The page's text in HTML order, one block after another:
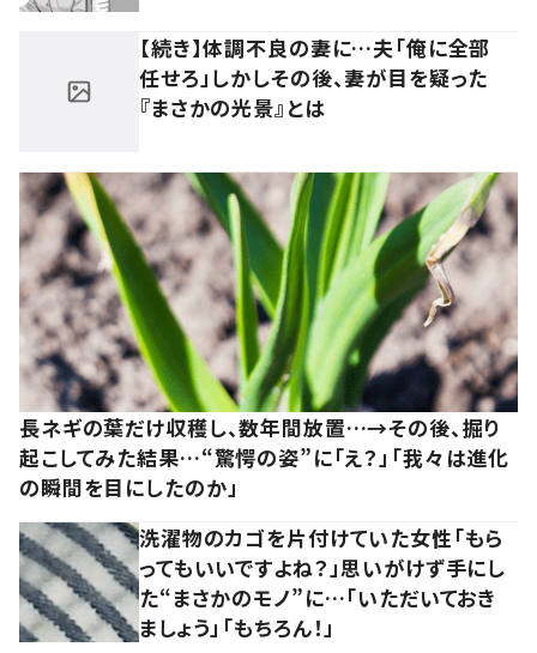
【続き】体調不良の妻に…夫「俺に全部
任せろ」しかしその後、妻が目を疑った
『まさかの光景』とは
長ネギの葉だけ収穫し、数年間放置…→その後、掘り
起こしてみた結果…“驚愕の姿”に「え？」「我々は進化
の瞬間を目にしたのか」
洗濯物のカゴを片付けていた女性「もら
ってもいいですよね？」思いがけず手にし
た“まさかのモノ”に…「いただいておき
ましょう」「もちろん！」